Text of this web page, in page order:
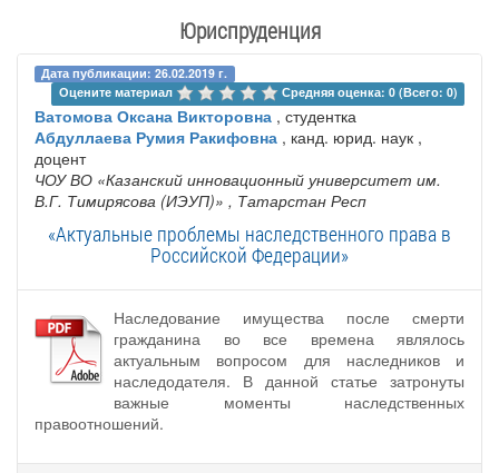
Юриспруденция
Дата публикации: 26.02.2019 г.
Оцените материал
Средняя оценка: 0 (Всего: 0)
Ватомова Оксана Викторовна , студентка
Абдуллаева Румия Ракифовна , канд. юрид. наук ,
доцент
ЧОУ ВО «Казанский инновационный университет им.
В.Г. Тимирясова (ИЭУП)» , Татарстан Респ
«Актуальные проблемы наследственного права в
Российской Федерации»
Наследование имущества после смерти
гражданина во все времена являлось
актуальным вопросом для наследников и
наследодателя. В данной статье затронуты
важные моменты наследственных
правоотношений.